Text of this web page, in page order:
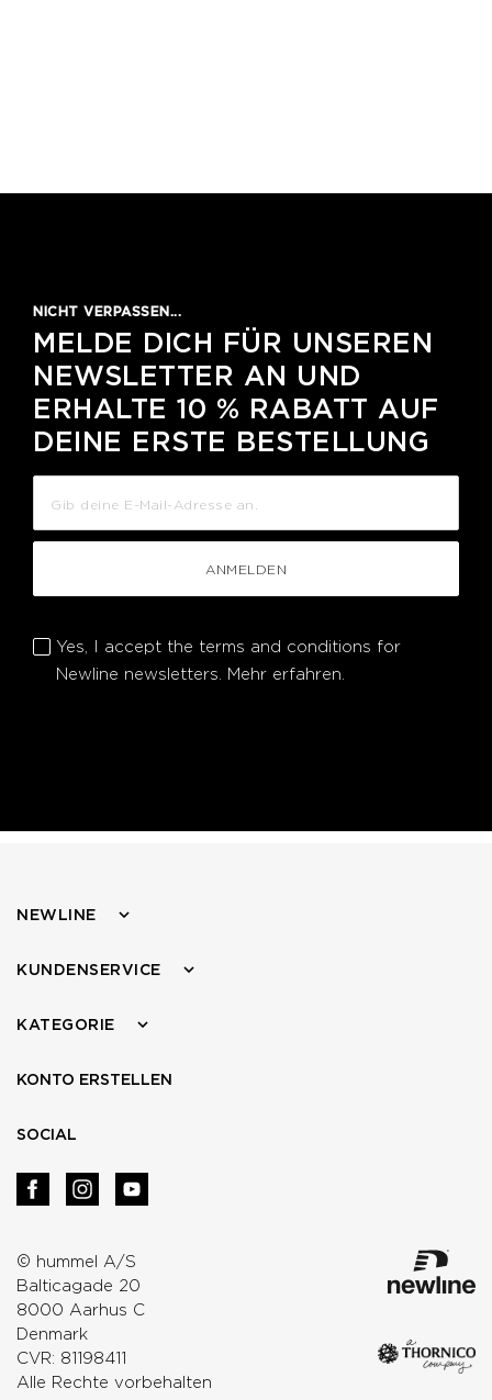
NICHT VERPASSEN...
MELDE DICH FÜR UNSEREN
NEWSLETTER AN UND
ERHALTE 10 % RABATT AUF
DEINE ERSTE BESTELLUNG
ANMELDEN
Yes, I accept the terms and conditions for
Newline newsletters. Mehr erfahren.
© hummel A/S
Balticagade 20
8000 Aarhus C
Denmark
CVR: 81198411
Alle Rechte vorbehalten
NEWLINE
KUNDENSERVICE
KATEGORIE
KONTO ERSTELLEN
SOCIAL